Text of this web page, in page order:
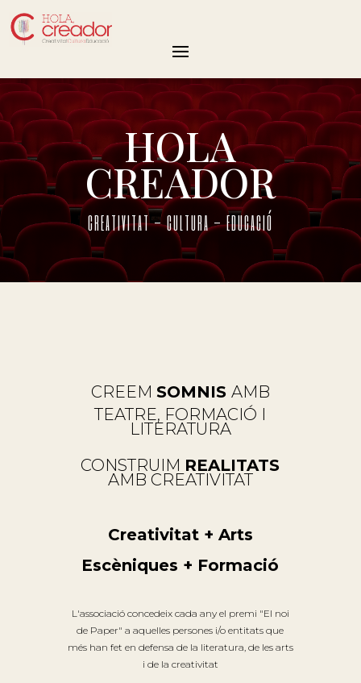
HOLA
CREADOR
CREATIVITAT – CULTURA – EDUCACIÓ
CREEM SOMNIS AMB
TEATRE, FORMACIÓ I
LITERATURA
CONSTRUIM REALITATS
AMB CREATIVITAT
Creativitat + Arts
Escèniques + Formació
L'associació concedeix cada any el premi "El noi
de Paper" a aquelles persones i/o entitats que
més han fet en defensa de la literatura, de les arts
i de la creativitat